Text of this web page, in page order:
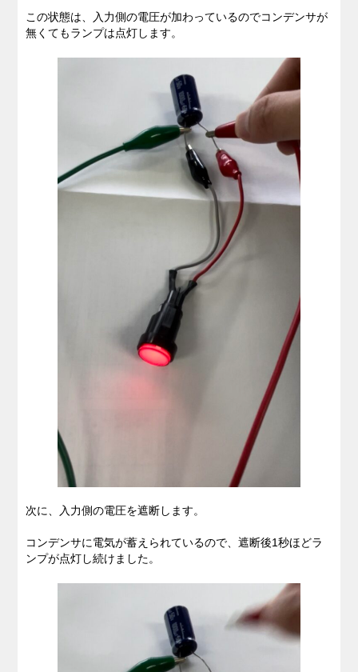
この状態は、入力側の電圧が加わっているのでコンデンサが
無くてもランプは点灯します。
次に、入力側の電圧を遮断します。
コンデンサに電気が蓄えられているので、遮断後1秒ほどラ
ンプが点灯し続けました。